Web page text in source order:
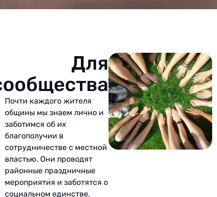
Для
Почти каждого жителя
общины мы знаем лично и
заботимся об их
благополучии в
сотрудничестве с местной
властью. Они проводят
районные праздничные
мероприятия и заботятся о
социальном единстве.